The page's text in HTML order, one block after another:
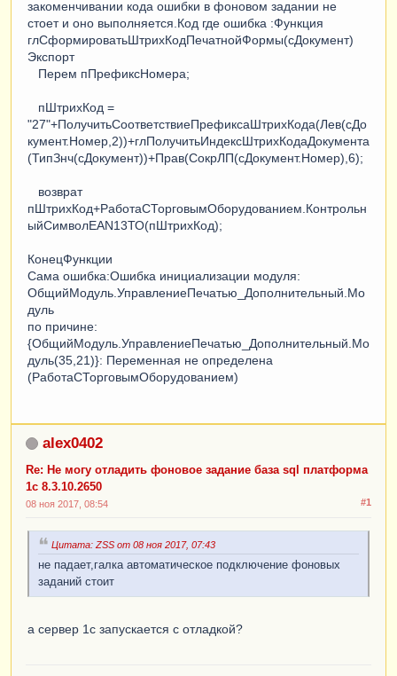
закоменчивании кода ошибки в фоновом задании не
стоет и оно выполняется.Код где ошибка :Функция
глСформироватьШтрихКодПечатнойФормы(сДокумент)
Экспорт
Перем пПрефиксНомера;
пШтрихКод =
"27"+ПолучитьСоответствиеПрефиксаШтрихКода(Лев(сДо
кумент.Номер,2))+глПолучитьИндексШтрихКодаДокумента
(ТипЗнч(сДокумент))+Прав(СокрЛП(сДокумент.Номер),6);
возврат
пШтрихКод+РаботаСТорговымОборудованием.Контрольн
ыйСимволEAN13ТО(пШтрихКод);
КонецФункции
Сама ошибка:Ошибка инициализации модуля:
ОбщийМодуль.УправлениеПечатью_Дополнительный.Мо
дуль
по причине:
{ОбщийМодуль.УправлениеПечатью_Дополнительный.Мо
дуль(35,21)}: Переменная не определена
(РаботаСТорговымОборудованием)
alex0402
Re: Не могу отладить фоновое задание база sql платформа
1с 8.3.10.2650
#1
08 ноя 2017, 08:54
Цитата: ZSS от 08 ноя 2017, 07:43
не падает,галка автоматическое подключение фоновых
заданий стоит
а сервер 1с запускается с отладкой?